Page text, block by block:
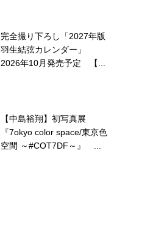
完全撮り下ろし「2027年版
羽生結弦カレンダー」
2026年10月発売予定 【...
【中島裕翔】初写真展
『7okyo color space/東京色
空間 ～#COT7DF～』 ...